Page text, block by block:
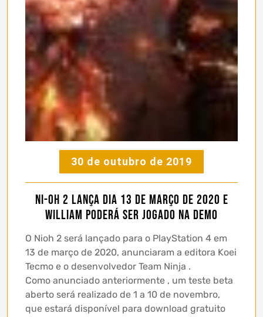
30 de outubro de 2019
Ni-oh 2 lança dia 13 de março de 2020 e
William poderá ser jogado na demo
O Nioh 2 será lançado para o PlayStation 4 em
13 de março de 2020, anunciaram a editora Koei
Tecmo e o desenvolvedor Team Ninja .
Como anunciado anteriormente , um teste beta
aberto será realizado de 1 a 10 de novembro,
que estará disponível para download gratuito